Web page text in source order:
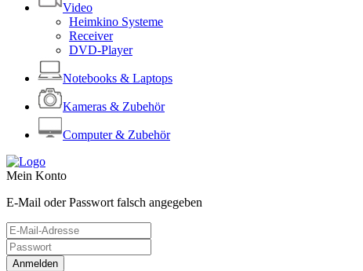
Video
Heimkino Systeme
Receiver
DVD-Player
Notebooks & Laptops
Kameras & Zubehör
Computer & Zubehör
Mein Konto
E-Mail oder Passwort falsch angegeben